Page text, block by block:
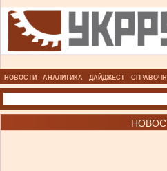
НОВОСТИ АНАЛИТИКА ДАЙДЖЕСТ